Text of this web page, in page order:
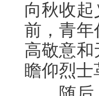
向秋收
前，青
高敬意
瞻仰烈